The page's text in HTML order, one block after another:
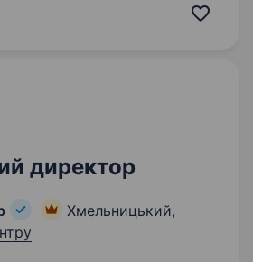
найму від первинного
директор
Хмельницький,